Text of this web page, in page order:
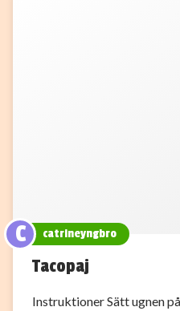
C catrineyngbro
Tacopaj
Instruktioner Sätt ugnen